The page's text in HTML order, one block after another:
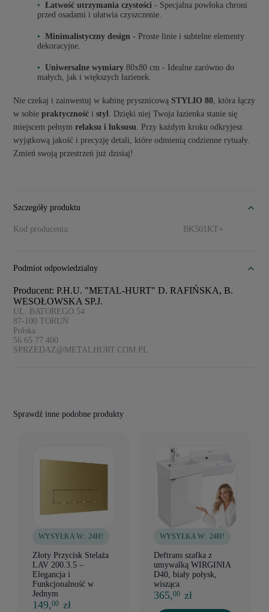
Łatwość utrzymania czystości - Specjalna powłoka chroni
przed osadami i ułatwia czyszczenie.
Minimalistyczny design - Proste linie i subtelne elementy
dekoracyjne.
Uniwersalne wymiary 80x80 cm - Idealne zarówno do
małych, jak i większych łazienek.
Nie czekaj i zainwestuj w kabinę prysznicowąSTYLIO 80, która łączy
w sobiepraktyczność istyl. Dzięki niej Twoja łazienka stanie się
miejscem pełnymrelaksu i luksusu. Przy każdym kroku odkryjesz
wyjątkową jakość i precyzję detali, które odmienią codzienne rytuały.
Zmień swoją przestrzeń już dzisiaj!
Szczegóły produktu
Kod producenta: BK501KT+
Podmiot odpowiedzialny
Producent: P.H.U. "METAL-HURT" D. RAFIŃSKA, B.
WESOŁOWSKA SP.J.
UL. BATOREGO 54
87-100TORUŃ
Polska
56 65 77 400
SPRZEDAZ@METALHURT.COM.PL
Sprawdź inne podobne produkty
WYSYŁKA W: 24H!
Złoty Przycisk Stelaża
LAV 200.3.5 –
Elegancja i
Funkcjonalność w
Jednym
149,00 zł
WYSYŁKA W: 24H!
Deftrans szafka z
umywalką WIRGINIA
D40, biały połysk,
wisząca
365,00 zł